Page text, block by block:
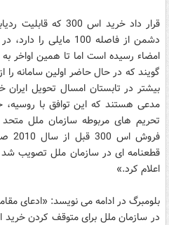
قرار داد خرید اس
امضاء رسیده است اما تا همین اواخر
گویند که در حال حاضر اولین سامانه را
بیشتر در تابستان امسال تحویل
مدعی هستند که این توافق با
تحریم های مربوطه سازمان ملل
قطعنامه ای در سازمان ملل تصویب شد
اعلام کرد.»
بلومبرگ در ادامه می نویسد: «ادعای